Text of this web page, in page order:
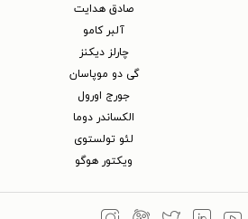
صادق هدایت
آلبر کامو
چارلز دیکنز
گی دو موپاسان
جورج اورول
الکساندر دوما
لئو تولستوی
ویکتور هوگو